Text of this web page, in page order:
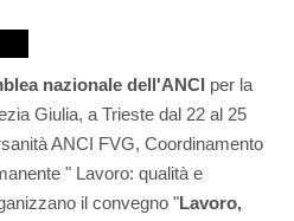
nazionale dell'ANCI per la
Giulia, a Trieste dal 22 al 25
ANCI FVG, Coordinamento
" Lavoro: qualità e
il convegno "Lavoro,